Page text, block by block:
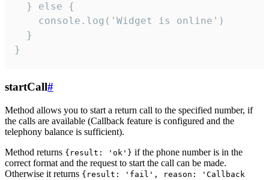
  } else {
    console.log('Widget is online')
  }
}
startCall#
Method allows you to start a return call to the specified number, if
the calls are available (Callback feature is configured and the
telephony balance is sufficient).
Method returns {result: 'ok'} if the phone number is in the
correct format and the request to start the call can be made.
Otherwise it returns {result: 'fail', reason: 'Callback